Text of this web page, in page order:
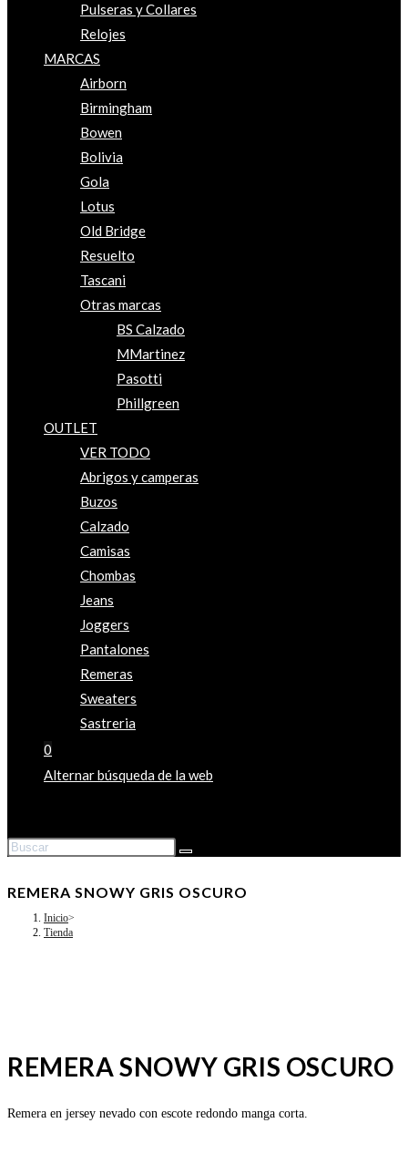
Pulseras y Collares
Relojes
MARCAS
Airborn
Birmingham
Bowen
Bolivia
Gola
Lotus
Old Bridge
Resuelto
Tascani
Otras marcas
BS Calzado
MMartinez
Pasotti
Phillgreen
OUTLET
VER TODO
Abrigos y camperas
Buzos
Calzado
Camisas
Chombas
Jeans
Joggers
Pantalones
Remeras
Sweaters
Sastreria
0
Alternar búsqueda de la web
REMERA SNOWY GRIS OSCURO
Inicio>
Tienda
REMERA SNOWY GRIS OSCURO
Remera en jersey nevado con escote redondo manga corta.